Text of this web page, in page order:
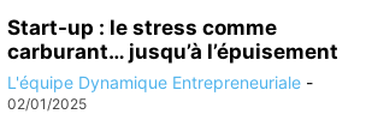
Start-up : le stress comme
carburant… jusqu’à l’épuisement
L'équipe Dynamique Entrepreneuriale -
02/01/2025